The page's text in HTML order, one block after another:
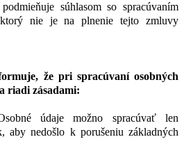
súhlasom so spracúvaním
nie je na plnenie tejto zmluvy
že pri spracúvaní osobných
riadi zásadami:
údaje možno spracúvať len
aby nedošlo k porušeniu základných